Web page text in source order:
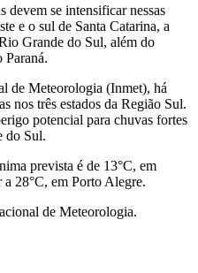
devem se intensificar nessas
e o sul de Santa Catarina, a
Grande do Sul, além do
Paraná.
de Meteorologia (Inmet), há
nos três estados da Região Sul.
potencial para chuvas fortes
do Sul.
prevista é de 13°C, em
28°C, em Porto Alegre.
de Meteorologia.